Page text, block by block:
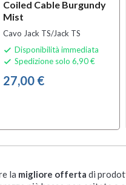
Coiled Cable Burgundy
Mist
Cavo Jack TS/Jack TS
 Disponibilità immediata
 Spedizione solo 6,90 €
27,00 €
la migliore offerta di